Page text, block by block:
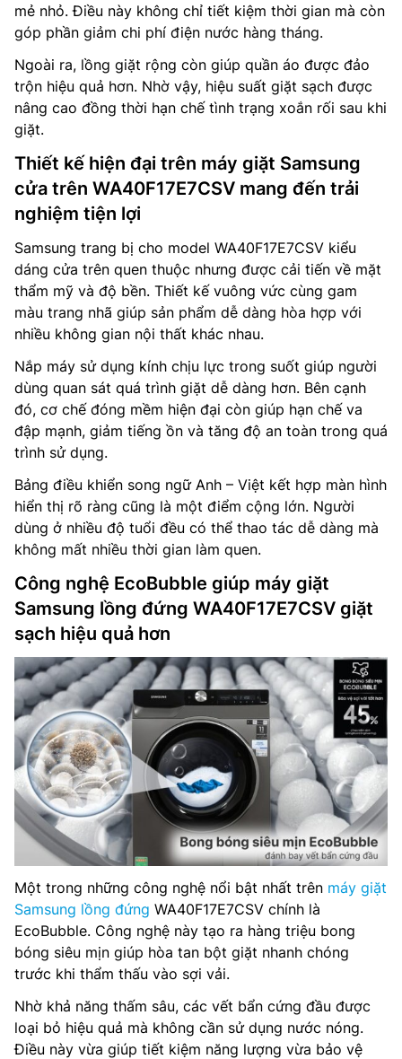
mẻ nhỏ. Điều này không chỉ tiết kiệm thời gian mà còn
góp phần giảm chi phí điện nước hàng tháng.
Ngoài ra, lồng giặt rộng còn giúp quần áo được đảo
trộn hiệu quả hơn. Nhờ vậy, hiệu suất giặt sạch được
nâng cao đồng thời hạn chế tình trạng xoắn rối sau khi
giặt.
Thiết kế hiện đại trên máy giặt Samsung
cửa trên WA40F17E7CSV mang đến trải
nghiệm tiện lợi
Samsung trang bị cho model WA40F17E7CSV kiểu
dáng cửa trên quen thuộc nhưng được cải tiến về mặt
thẩm mỹ và độ bền. Thiết kế vuông vức cùng gam
màu trang nhã giúp sản phẩm dễ dàng hòa hợp với
nhiều không gian nội thất khác nhau.
Nắp máy sử dụng kính chịu lực trong suốt giúp người
dùng quan sát quá trình giặt dễ dàng hơn. Bên cạnh
đó, cơ chế đóng mềm hiện đại còn giúp hạn chế va
đập mạnh, giảm tiếng ồn và tăng độ an toàn trong quá
trình sử dụng.
Bảng điều khiển song ngữ Anh – Việt kết hợp màn hình
hiển thị rõ ràng cũng là một điểm cộng lớn. Người
dùng ở nhiều độ tuổi đều có thể thao tác dễ dàng mà
không mất nhiều thời gian làm quen.
Công nghệ EcoBubble giúp máy giặt
Samsung lồng đứng WA40F17E7CSV giặt
sạch hiệu quả hơn
Một trong những công nghệ nổi bật nhất trên máy giặt
Samsung lồng đứng WA40F17E7CSV chính là
EcoBubble. Công nghệ này tạo ra hàng triệu bong
bóng siêu mịn giúp hòa tan bột giặt nhanh chóng
trước khi thẩm thấu vào sợi vải.
Nhờ khả năng thấm sâu, các vết bẩn cứng đầu được
loại bỏ hiệu quả mà không cần sử dụng nước nóng.
Điều này vừa giúp tiết kiệm năng lượng vừa bảo vệ